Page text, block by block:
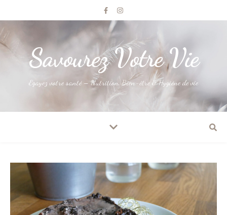
Savourez Votre Vie
Egayez votre santé – Nutrition, Bien-être & Hygiène de vie